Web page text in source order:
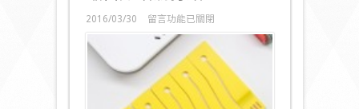
2016/03/30
在
〈CONNEX
餅
形
充
電
留言功能已關閉